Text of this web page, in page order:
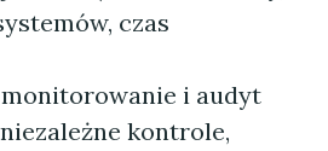
czas
i audyt
kontrole,